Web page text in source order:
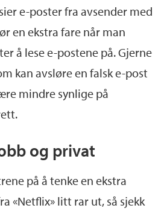
e-poster fra avsender med
en ekstra fare når man
å lese e-postene på. Gjerne
kan avsløre en falsk e-post
mindre synlige på
og privat
på å tenke en ekstra
«Netflix» litt rar ut, så sjekk